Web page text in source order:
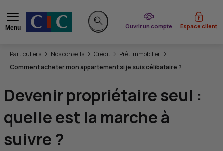
Menu
Rechercher sur le site
Ouvrir un compte
du CIC Espace client
Vous êtes ici:
Particuliers Nos conseils Crédit
Prêt immobilier
Comment acheter mon appartement si je suis célibataire ?
Devenir propriétaire seul :
quelle est la marche à
suivre ?